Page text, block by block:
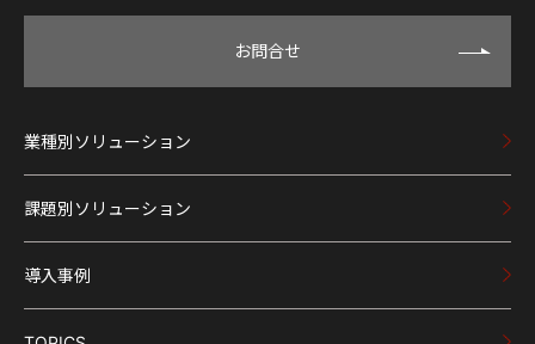
お問合せ
業種別ソリューション
課題別ソリューション
導入事例